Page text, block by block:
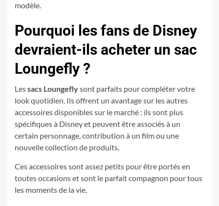
modèle.
Pourquoi les fans de Disney
devraient-ils acheter un sac
Loungefly ?
Lessacs Loungeflysont parfaits pour compléter votre
look quotidien. Ils offrent un avantage sur les autres
accessoires disponibles sur le marché : ils sont plus
spécifiques à Disney et peuvent être associés à un
certain personnage, contribution à un film ou une
nouvelle collection de produits.
Ces accessoires sont assez petits pour être portés en
toutes occasions et sont le parfait compagnon pour tous
les moments de la vie.